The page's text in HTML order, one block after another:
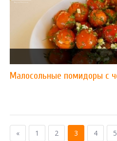
Малосольные помидоры с
« 1 2 3 4 5